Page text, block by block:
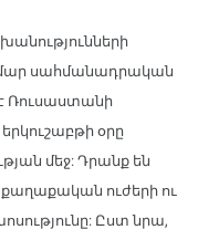
սահմանադրական
Ռուսաստանի
օրը
մեջ: Դրանք են
քաղաքական ուժերի ու
Ըստ նրա,